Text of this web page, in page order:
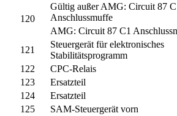
120
Gültig außer AMG: Circuit 87
Anschlussmuffe
AMG: Circuit 87 C1
121
Steuergerät für elektronisches
Stabilitätsprogramm
122
CPC-Relais
123
Ersatzteil
124
Ersatzteil
125
SAM-Steuergerät vorn